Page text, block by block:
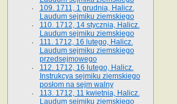
109. 1711, 1 grudnia, Halicz.
Laudum sejmiku ziemskiego
110. 1712, 14 stycznia, Halicz.
Laudum sejmiku ziemskiego
111. 1712, 16 lutego, Halicz.
Laudum sejmiku ziemskiego
przedsejmowego
112. 1712, 16 lutego, Halicz.
Instrukcya sejmiku ziemskiego
posłom na sejm walny
113. 1712, 11 kwietnia, Halicz.
Laudum sejmiku ziemskiego